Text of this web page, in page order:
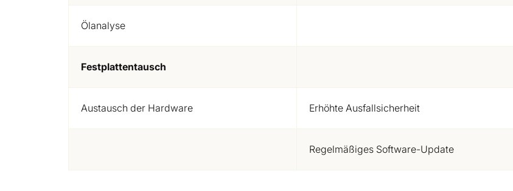
Ölanalyse
Festplattentausch
Austausch der Hardware Erhöhte Ausfallsicherheit
Regelmäßiges Software-Update